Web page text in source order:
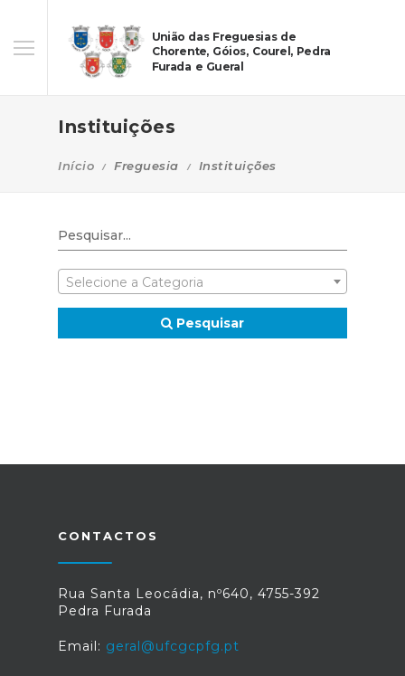
União das Freguesias de
Chorente, Góios, Courel, Pedra
Furada e Gueral
Instituições
Início Freguesia Instituições
Selecione a Categoria
Pesquisar
CONTACTOS
Rua Santa Leocádia, nº640, 4755-392
Pedra Furada
Email: geral@ufcgcpfg.pt